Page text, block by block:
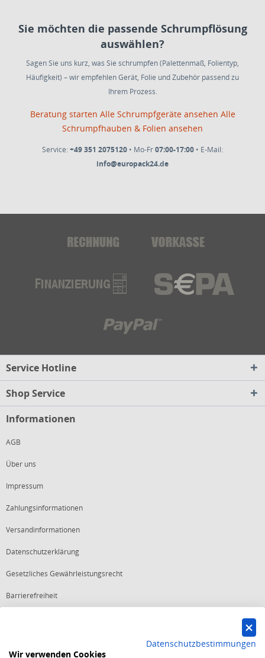
Sie möchten die passende Schrumpflösung
auswählen?
Sagen Sie uns kurz, was Sie schrumpfen (Palettenmaß, Folientyp,
Häufigkeit) – wir empfehlen Gerät, Folie und Zubehör passend zu
Ihrem Prozess.
Beratung starten Alle Schrumpfgeräte ansehen Alle
Schrumpfhauben & Folien ansehen
Service: +49 351 2075120 • Mo-Fr07:00-17:00 • E-Mail:
info@europack24.de
Service Hotline
Shop Service
Informationen
AGB
Über uns
Impressum
Zahlungsinformationen
Versandinformationen
Datenschutzerklärung
Gesetzliches Gewährleistungsrecht
Barrierefreiheit
Datenschutzbestimmungen
Wir verwenden Cookies